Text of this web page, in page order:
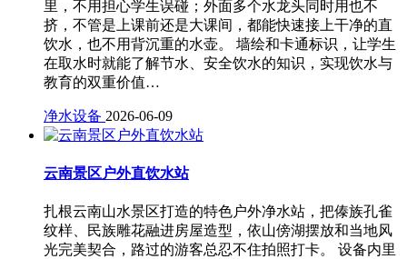
里，不用担心学生误碰；外面多个水龙头同时用也不
挤，不管是上课前还是大课间，都能快速接上干净的直
饮水，也不用背沉重的水壶。 墙绘和卡通标识，让学生
在取水时就能了解节水、安全饮水的知识，实现饮水与
教育的双重价值…
净水设备 2026-06-09
云南景区户外直饮水站
扎根云南山水景区打造的特色户外净水站，把傣族孔雀
纹样、民族雕花融进房屋造型，依山傍湖摆放和当地风
光完美契合，路过的游客总忍不住拍照打卡。 设备内里